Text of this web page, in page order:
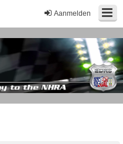
Aanmelden